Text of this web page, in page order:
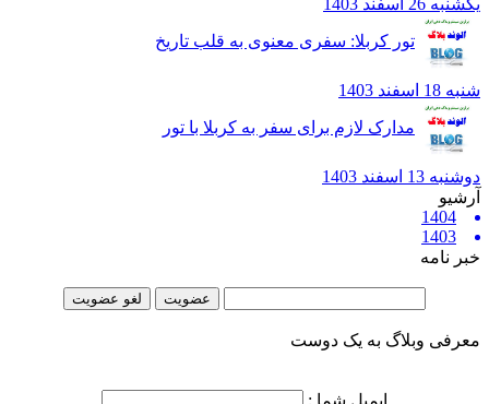
اسفند 1403
تور کربلا: سفری معنوی به قلب تاریخ
1403
مدارک لازم برای سفر به کربلا با تور
اسفند 1403
1404
1403
وبلاگ به یک دوست